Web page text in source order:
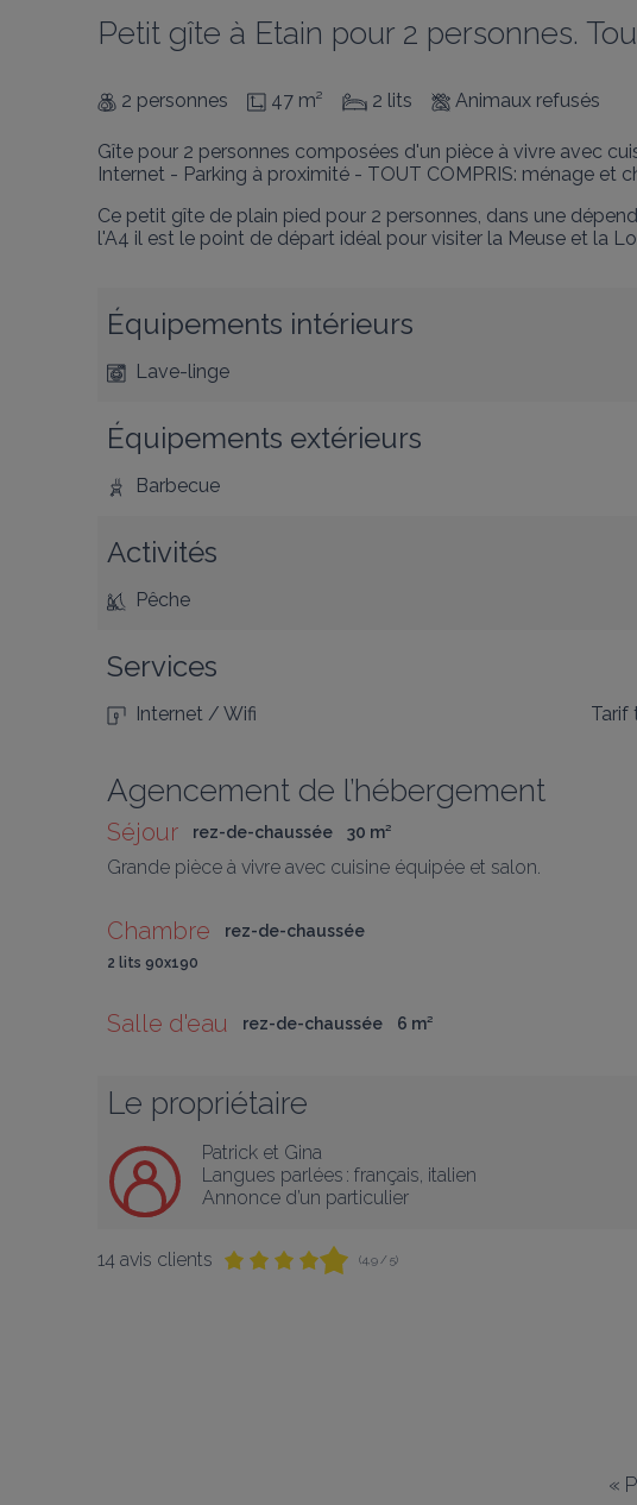
Petit gîte à Etain pour 2 personnes.
2 personnes 47 m² 2 lits Animaux refusés
Gîte pour 2 personnes composées d'un pièce à vivre avec
Internet - Parking à proximité - TOUT COMPRIS: ménage et
Ce petit gîte de plain pied pour 2 personnes, dans une
l'A4 il est le point de départ idéal pour visiter la Meuse et la
Équipements intérieurs
Lave-linge
Équipements extérieurs
Barbecue
Activités
Pêche
Services
Internet / Wifi Tarif
Agencement de l’hébergement
Séjour rez-de-chaussée 30 m²
Grande pièce à vivre avec cuisine équipée et salon.
Chambre rez-de-chaussée
2 lits 90x190
Salle d'eau rez-de-chaussée 6 m²
Le propriétaire
Patrick et Gina
Langues parlées : français, italien
Annonce d’un particulier
14 avis clients (4,9 / 5)
«